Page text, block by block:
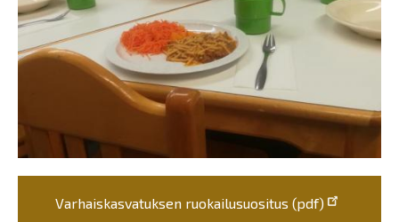
Varhaiskasvatuksen ruokailusuositus (pdf)